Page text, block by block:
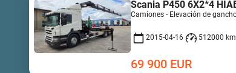
2015-04-16 512000 km
69 900 EUR